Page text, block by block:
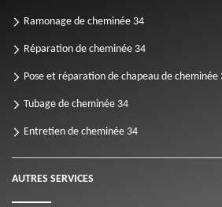
Ramonage de cheminée 34
Réparation de cheminée 34
Pose et réparation de chapeau de cheminée
Tubage de cheminée 34
Entretien de cheminée 34
AUTRES SERVICES